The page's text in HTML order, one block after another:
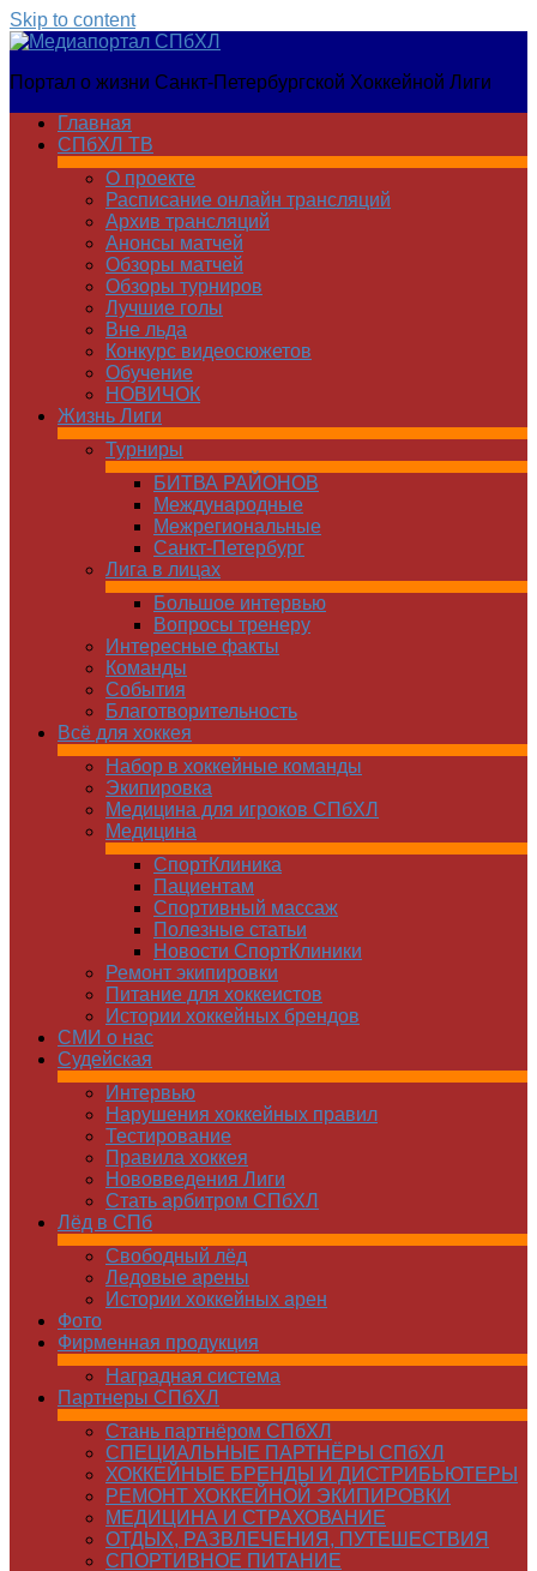
Skip to content
Медиапортал
Портал о жизни Санкт-Петербургской Хоккейной Лиги
Главная
СПбХЛ ТВ
О проекте
Расписание онлайн трансляций
Архив трансляций
Анонсы матчей
Обзоры матчей
Обзоры турниров
Лучшие голы
Вне льда
Конкурс видеосюжетов
Обучение
НОВИЧОК
Жизнь Лиги
Турниры
БИТВА РАЙОНОВ
Международные
Межрегиональные
Санкт-Петербург
Лига в лицах
Большое интервью
Вопросы тренеру
Интересные факты
Команды
Cобытия
Благотворительность
Всё для хоккея
Набор в хоккейные команды
Экипировка
Медицина для игроков СПбХЛ
Медицина
СпортКлиника
Пациентам
Спортивный массаж
Полезные статьи
Новости СпортКлиники
Ремонт экипировки
Питание для хоккеистов
Истории хоккейных брендов
СМИ о нас
Судейская
Интервью
Нарушения хоккейных правил
Тестирование
Правила хоккея
Нововведения Лиги
Стать арбитром СПбХЛ
Лёд в СПб
Свободный лёд
Ледовые арены
Истории хоккейных арен
Фото
Фирменная продукция
Наградная система
Партнеры СПбХЛ
Стань партнёром СПбХЛ
СПЕЦИАЛЬНЫЕ ПАРТНЁРЫ СПбХЛ
ХОККЕЙНЫЕ БРЕНДЫ И ДИСТРИБЬЮТЕРЫ
РЕМОНТ ХОККЕЙНОЙ ЭКИПИРОВКИ
МЕДИЦИНА И СТРАХОВАНИЕ
ОТДЫХ, РАЗВЛЕЧЕНИЯ, ПУТЕШЕСТВИЯ
СПОРТИВНОЕ ПИТАНИЕ